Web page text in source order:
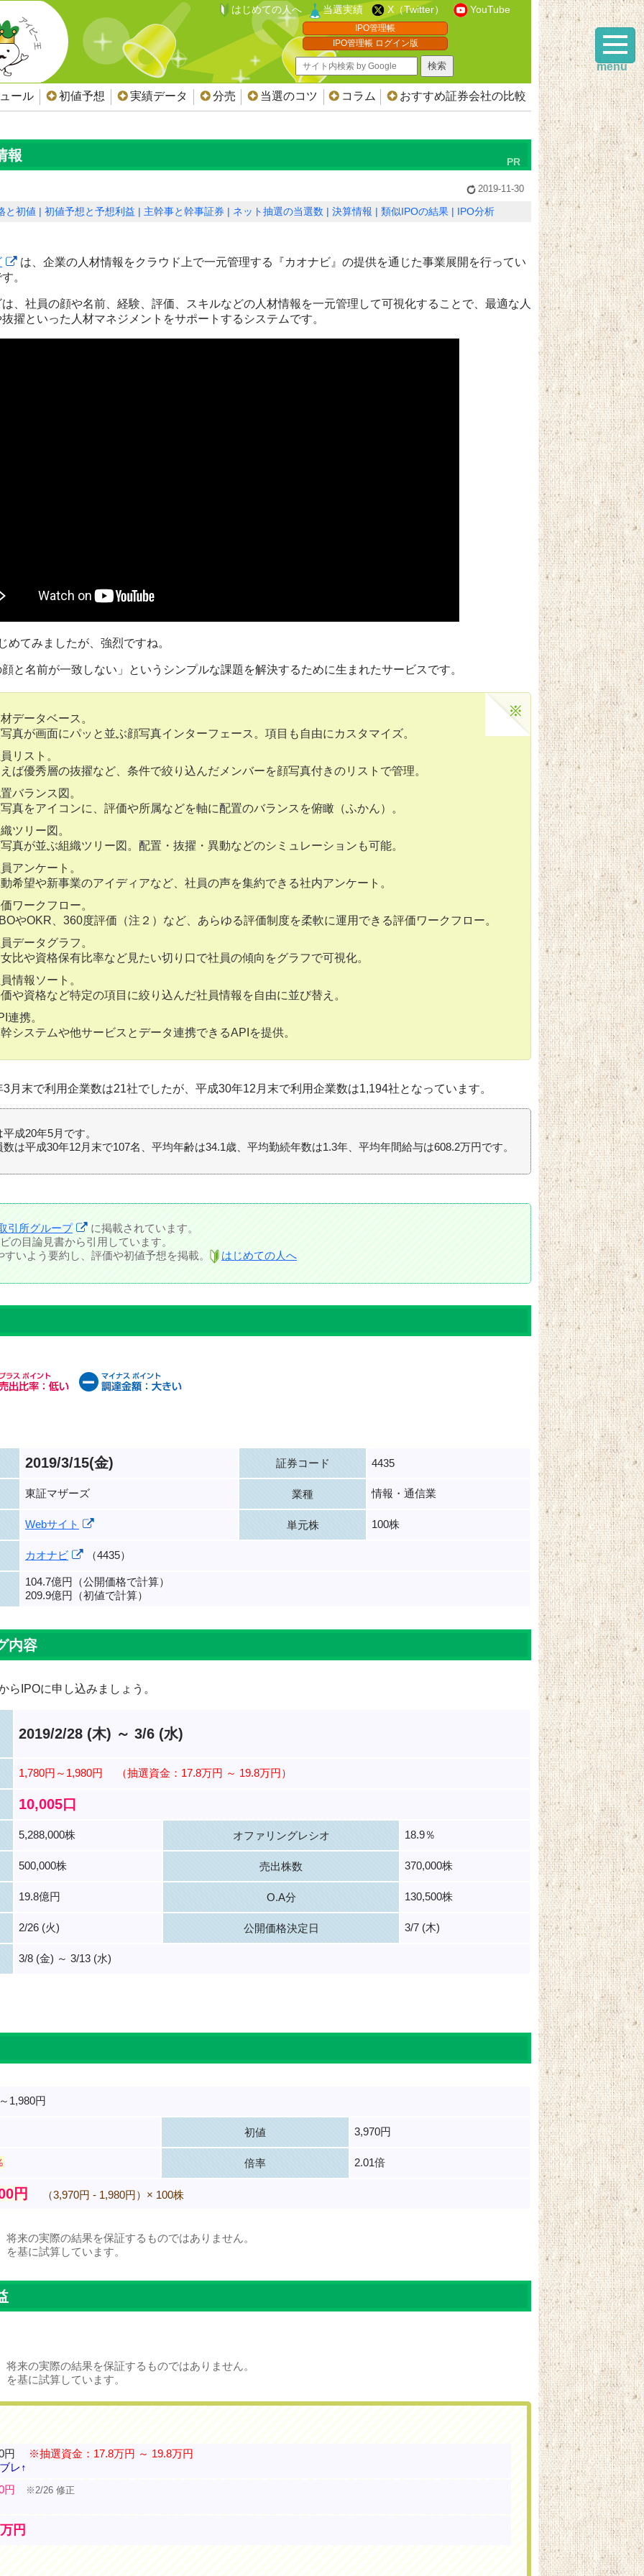
はじめての人へ 当選実績 X（Twitter） YouTube
IPO管理帳
IPO管理帳 ログイン版
ール 初値予想 実績データ 分売 当選のコツ コラム おすすめ証券会社の比較
報
2019-11-30
と初値 初値予想と予想利益 主幹事と幹事証券 ネット抽選の当選数 決算情報 類似IPOの結果 IPO分析
は、企業の人材情報をクラウド上で一元管理する『カオナビ』の提供を通じた事業展開を行ってい
。
、社員の顔や名前、経験、評価、スキルなどの人材情報を一元管理して可視化することで、最適な人
擢といった人材マネジメントをサポートするシステムです。
めてみましたが、強烈ですね。
と名前が一致しない」というシンプルな課題を解決するために生まれたサービスです。
データベース。
真が画面にパッと並ぶ顔写真インターフェース。項目も自由にカスタマイズ。
リスト。
ば優秀層の抜擢など、条件で絞り込んだメンバーを顔写真付きのリストで管理。
バランス図。
真をアイコンに、評価や所属などを軸に配置のバランスを俯瞰（ふかん）。
ツリー図。
真が並ぶ組織ツリー図。配置・抜擢・異動などのシミュレーションも可能。
アンケート。
希望や新事業のアイディアなど、社員の声を集約できる社内アンケート。
ワークフロー。
やOKR、360度評価（注２）など、あらゆる評価制度を柔軟に運用できる評価ワークフロー。
データグラフ。
比や資格保有比率など見たい切り口で社員の傾向をグラフで可視化。
情報ソート。
や資格など特定の項目に絞り込んだ社員情報を自由に並び替え。
連携。
システムや他サービスとデータ連携できるAPIを提供。
3月末で利用企業数は21社でしたが、平成30年12月末で利用企業数は1,194社となっています。
成20年5月です。
数は平成30年12月末で107名、平均年齢は34.1歳、平均勤続年数は1.3年、平均年間給与は608.2万円です。
引所グループ
に掲載されています。
の目論見書から引用しています。
いよう要約し、評価や初値予想を掲載。
はじめての人へ
2019/3/15(金) 証券コード 4435
東証マザーズ 業種 情報・通信業
Webサイト 単元株 100株
カオナビ （4435）
104.7億円（公開価格で計算）
209.9億円（初値で計算）
内容
らIPOに申し込みましょう。
2019/2/28 (木) ～ 3/6 (水)
1,780円～1,980円 （抽選資金：17.8万円 ～ 19.8万円）
10,005口
5,288,000株 オファリングレシオ 18.9％
500,000株 売出株数 370,000株
19.8億円 O.A分 130,500株
2/26 (火) 公開価格決定日 3/7 (木)
3/8 (金) ～ 3/13 (水)
1,980円
初値 3,970円
倍率 2.01倍
円 （3,970円 - 1,980円）× 100株
来の実際の結果を保証するものではありません。
基に試算しています。
来の実際の結果を保証するものではありません。
基に試算しています。
円
※抽選資金：17.8万円 ～ 19.8万円
レ↑
円
※2/26 修正
円
menu